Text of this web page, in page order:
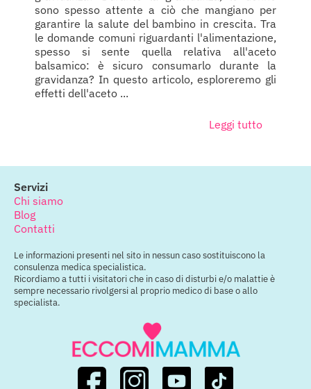
sono spesso attente a ciò che mangiano per
garantire la salute del bambino in crescita. Tra
le domande comuni riguardanti l'alimentazione,
spesso si sente quella relativa all'aceto
balsamico: è sicuro consumarlo durante la
gravidanza? In questo articolo, esploreremo gli
effetti dell'aceto ...
Leggi tutto
Servizi
Chi siamo
Blog
Contatti
Le informazioni presenti nel sito in nessun caso sostituiscono la
consulenza medica specialistica.
Ricordiamo a tutti i visitatori che in caso di disturbi e/o malattie è
sempre necessario rivolgersi al proprio medico di base o allo
specialista.